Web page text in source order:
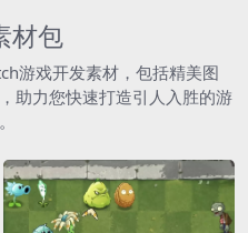
材包
游戏开发素材，包括精美图
助力您快速打造引人入胜的游